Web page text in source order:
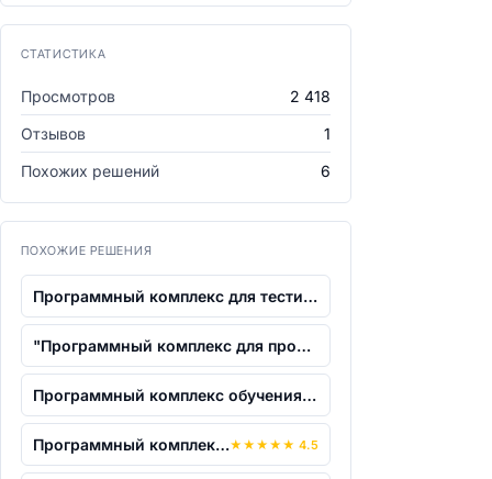
СТАТИСТИКА
Просмотров
2 418
Отзывов
1
Похожих решений
6
ПОХОЖИЕ РЕШЕНИЯ
Программный комплекс для тестирования...
"Программный комплекс для проведения а...
Программный комплекс обучения методам...
Программный комплекс Solar Dozor верси...★ ★ ★ ★ ★ 4.5